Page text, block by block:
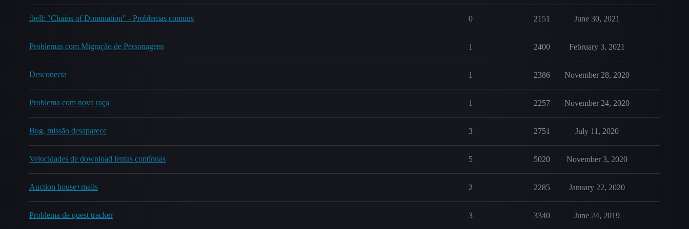
:bell: "Chains of Domination" - Problemas comuns 0 2151 June 30, 2021
Problemas com Migração de Personagens 1 2400 February 3, 2021
Desconecta 1 2386 November 28, 2020
Problema com nova raça 1 2257 November 24, 2020
Bug, missão desaparece 3 2751 July 11, 2020
Velocidades de download lentas contínuas 5 5020 November 3, 2020
Auction house+mails 2 2285 January 22, 2020
Problema de quest tracker 3 3340 June 24, 2019